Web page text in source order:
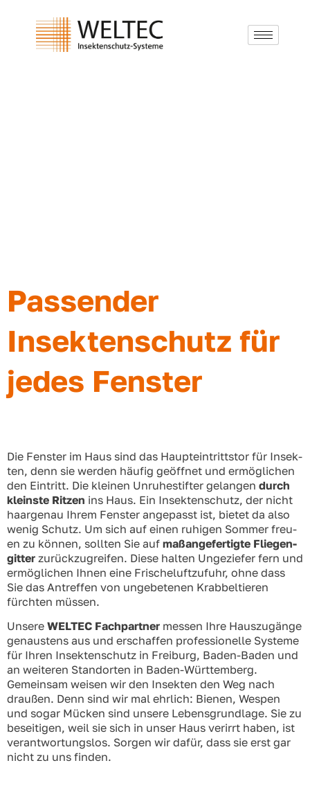
Passender
Insektenschutz für
jedes Fenster
Die Fens­ter im Haus sind das Haupt­ein­tritts­tor für Insek­
ten, denn sie wer­den häu­fig geöff­net und ermög­li­chen
den Ein­tritt. Die klei­nen Unru­he­stif­ter gelan­gen durch
kleins­te Rit­zen ins Haus. Ein Insek­ten­schutz, der nicht
haar­ge­nau Ihrem Fens­ter ange­passt ist, bie­tet da also
wenig Schutz. Um sich auf einen ruhi­gen Som­mer freu­
en zu kön­nen, soll­ten Sie auf maß­an­ge­fer­tig­te Flie­gen­
git­ter zurück­zu­grei­fen. Die­se hal­ten Unge­zie­fer fern und
ermög­li­chen Ihnen eine Fri­sche­luft­zu­fuhr, ohne dass
Sie das Antref­fen von unge­be­te­nen Krab­bel­tie­ren
fürch­ten müs­sen.
Unse­re WELTEC Fach­part­ner mes­sen Ihre Haus­zu­gän­ge
genaus­tens aus und erschaf­fen pro­fes­sio­nel­le Sys­te­me
für Ihren Insek­ten­schutz in Frei­burg, Baden-Baden und
an wei­te­ren Stand­or­ten in Baden-Würt­tem­berg.
Gemein­sam wei­sen wir den Insek­ten den Weg nach
drau­ßen. Denn sind wir mal ehr­lich: Bie­nen, Wes­pen
und sogar Mücken sind unse­re Lebens­grund­la­ge. Sie zu
besei­ti­gen, weil sie sich in unser Haus ver­irrt haben, ist
ver­ant­wor­tungs­los. Sor­gen wir dafür, dass sie erst gar
nicht zu uns fin­den.